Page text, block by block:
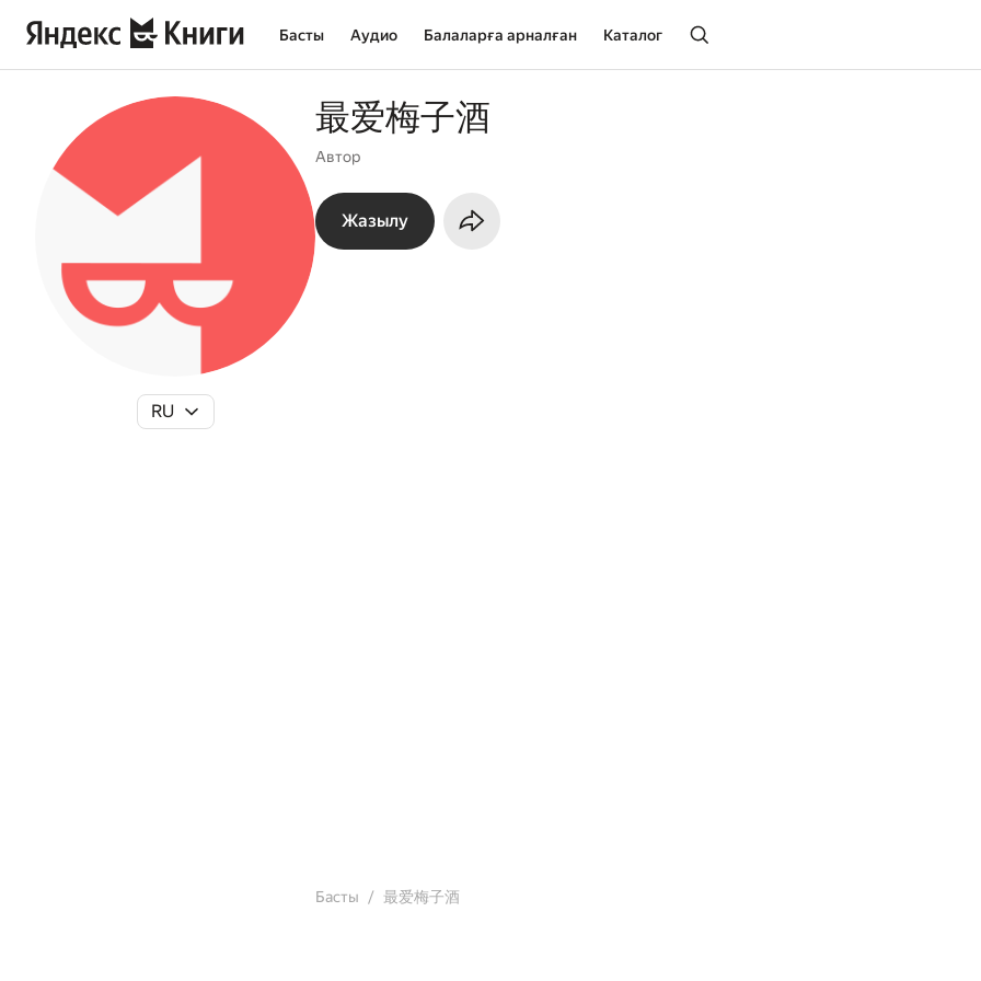
Басты Аудио Балаларға арналған Каталог
RU
最爱梅子酒
Автор
Жазылу
Басты 最爱梅子酒